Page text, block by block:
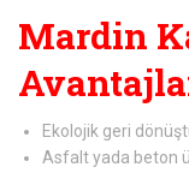
Mardin
Ekolojik geri
Asfalt yada beton